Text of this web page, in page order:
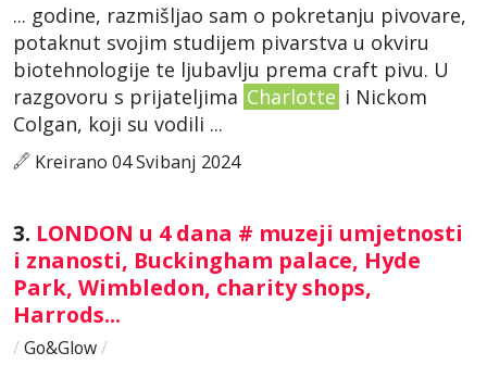
... godine, razmišljao sam o pokretanju pivovare,
potaknut svojim studijem pivarstva u okviru
biotehnologije te ljubavlju prema craft pivu. U
razgovoru s prijateljima Charlotte i Nickom
Colgan, koji su vodili ...
Kreirano 04 Svibanj 2024
3. LONDON u 4 dana # muzeji umjetnosti
i znanosti, Buckingham palace, Hyde
Park, Wimbledon, charity shops,
Harrods...
/ Go&Glow/